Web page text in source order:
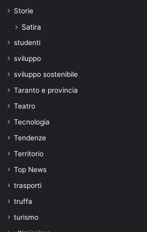
Storie
Satira
studenti
sviluppo
sviluppo sostenibile
Taranto e provincia
Teatro
Tecnologia
Tendenze
Territorio
Top News
trasporti
truffa
turismo